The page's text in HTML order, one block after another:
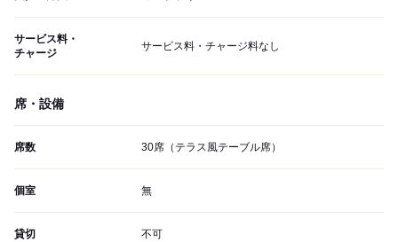
サービス料・
チャージ
サービス料・チャージ料なし
席・設備
席数 30席（テラス風テーブル席）
個室 無
貸切 不可